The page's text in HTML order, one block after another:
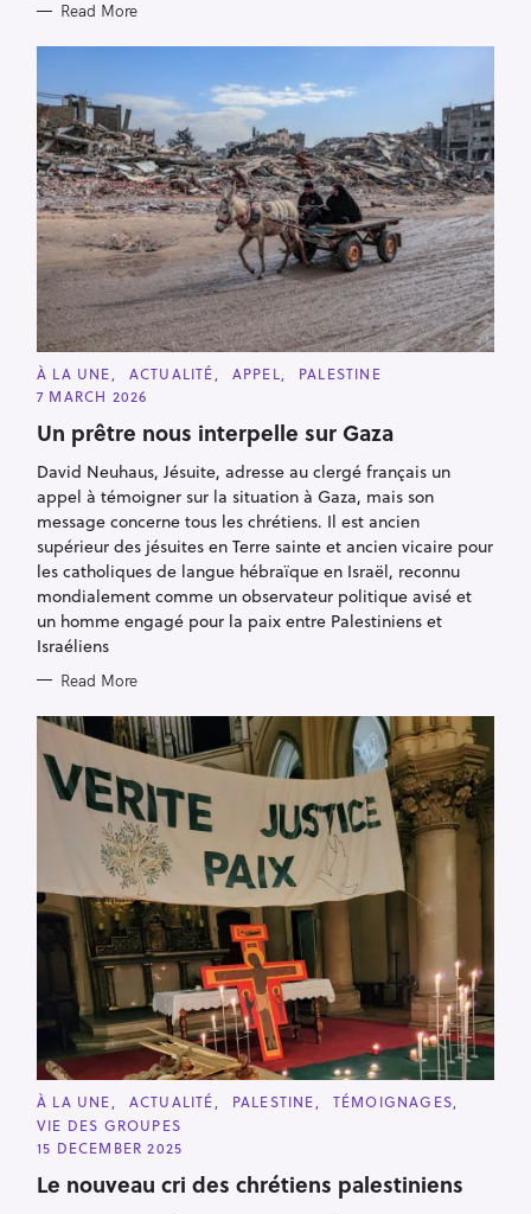
Read More
C
A
T
G
R
I
E
À LA UNE ACTUALITÉ APPEL
PALESTINE
7 MARCH 2026
Un prêtre nous interpelle sur Gaza
David Neuhaus, Jésuite, adresse au clergé français un
appel à témoigner sur la situation à Gaza, mais son
message concerne tous les chrétiens. Il est ancien
supérieur des jésuites en Terre sainte et ancien vicaire pour
les catholiques de langue hébraïque en Israël, reconnu
mondialement comme un observateur politique avisé et
un homme engagé pour la paix entre Palestiniens et
Israéliens
Read More
C
A
T
E
O
R
À LA UNE ACTUALITÉ PALESTINE
TÉMOIGNAGES
VIE DES GROUPES
15 DECEMBER 2025
Le nouveau cri des chrétiens palestiniens